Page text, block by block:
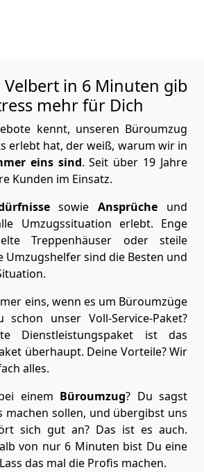
in 6 Minuten gib
mehr für Dich
kennt, unseren Büroumzug
erlebt hat, der weiß, warum wir in
eins sind. Seit über 19 Jahre
Kunden im Einsatz.
sowieAnsprüche und
Umzugssituation erlebt. Enge
Treppenhäuser oder steile
Umzugshelfer sind die Besten und
eins, wenn es um Büroumzüge
unser Voll-Service-Paket?
Dienstleistungspaket ist das
überhaupt. Deine Vorteile? Wir
alles.
einem Büroumzug? Du sagst
machen sollen, und übergibst uns
sich gut an? Das ist es auch.
von nur 6 Minuten bist Du eine
das mal die Profis machen.